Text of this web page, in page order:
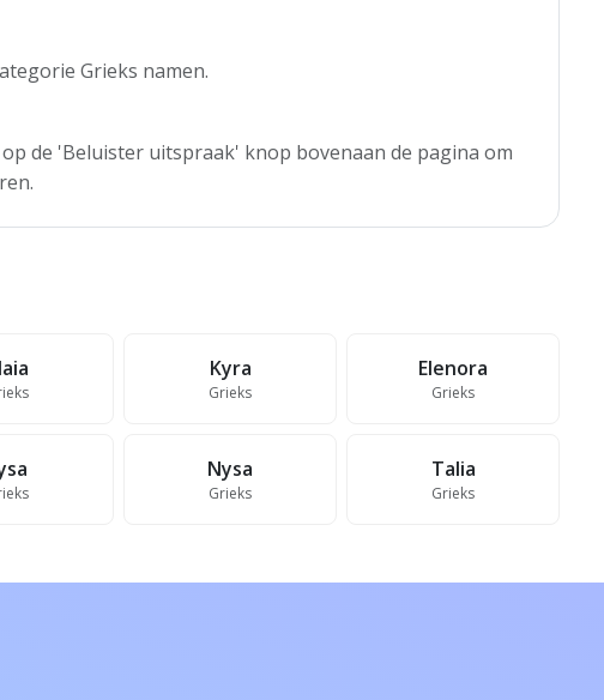
Grieks namen.
de 'Beluister uitspraak' knop bovenaan de pagina om
Kyra
Grieks
Elenora
Grieks
Nysa
Grieks
Talia
Grieks